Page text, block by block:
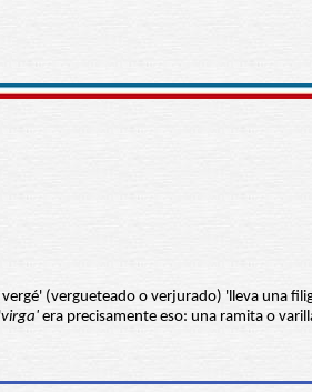
vergé' (vergueteado o verjurado) 'lleva una
virga' era precisamente eso: una ramita o